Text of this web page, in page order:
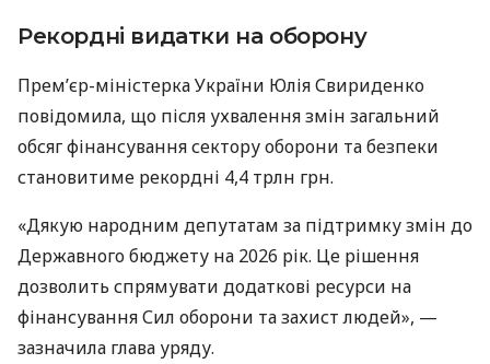
Рекордні видатки на оборону
Прем’єр-міністерка України Юлія Свириденко
повідомила, що після ухвалення змін загальний
обсяг фінансування сектору оборони та безпеки
становитиме рекордні 4,4 трлн грн.
«Дякую народним депутатам за підтримку змін до
Державного бюджету на 2026 рік. Це рішення
дозволить спрямувати додаткові ресурси на
фінансування Сил оборони та захист людей», —
зазначила глава уряду.